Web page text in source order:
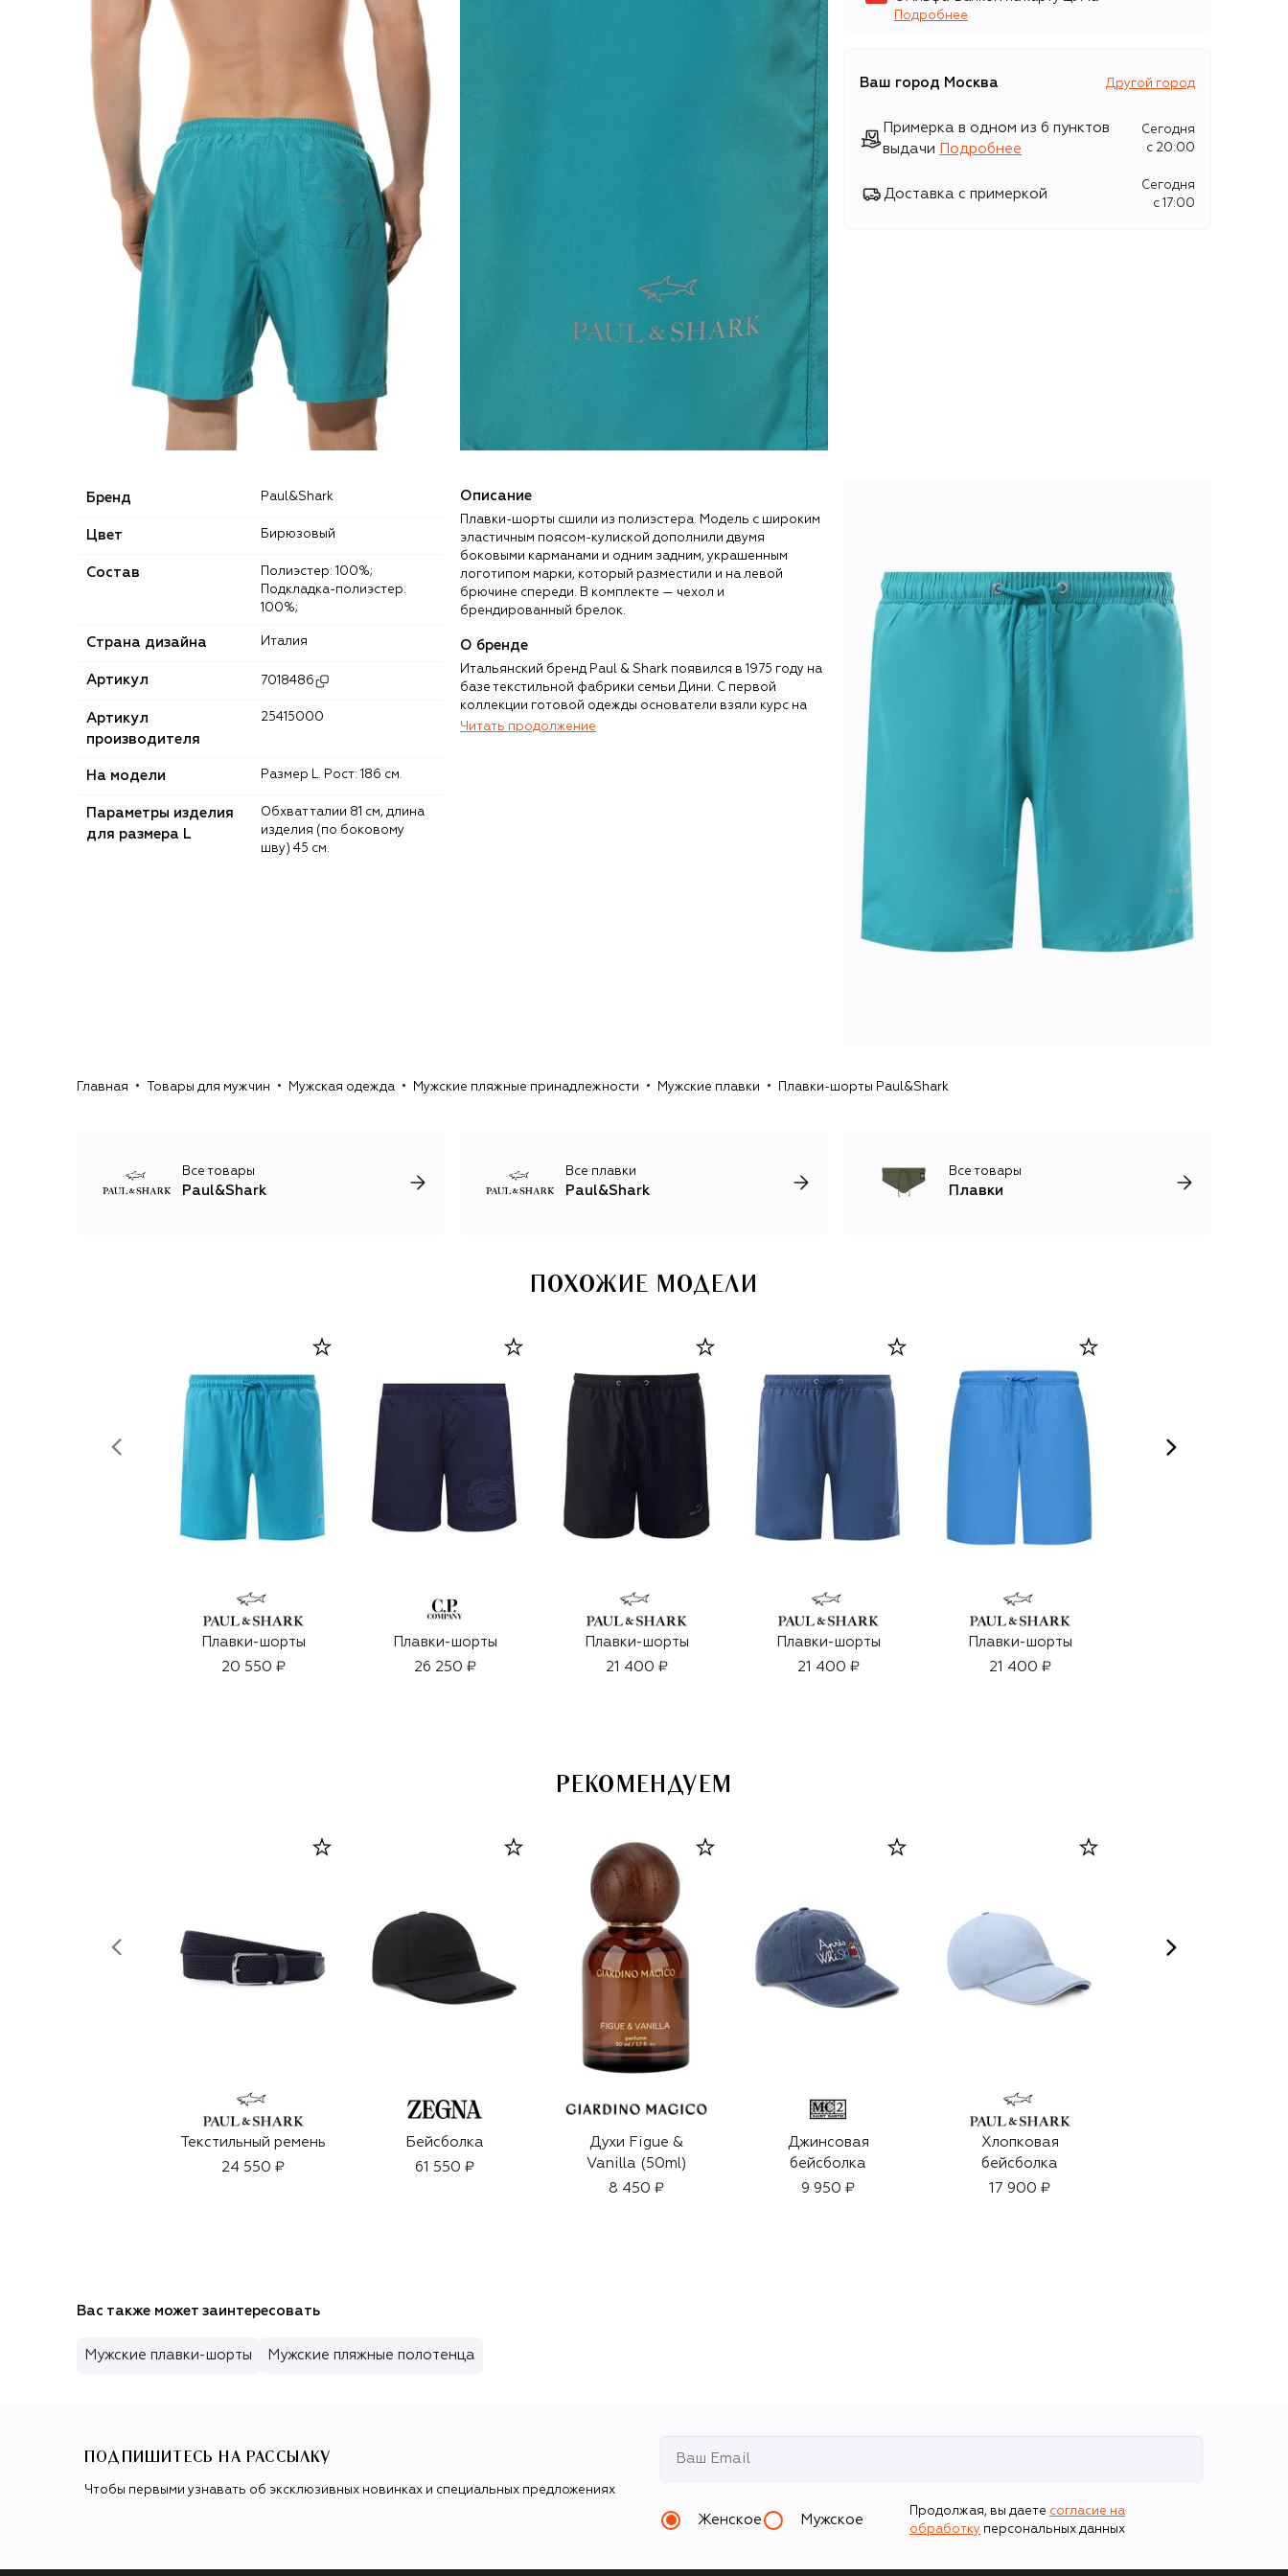
Подробнее
Ваш город Москва Другой город
Примерка в одном из 6 пунктов
выдачи
Подробнее
Сегодня
c 20:00
Доставка с примеркой
Сегодня
c 17:00
Бренд Paul&Shark
Цвет Бирюзовый
Состав
Подкладка-полиэстер:
100%;
Страна дизайна Италия
Артикул 7018486
Артикул
производителя
25415000
На модели Размер L. Рост: 186 см.
Параметры изделия
для размера L
Обхват талии 81 см, длина
изделия (по боковому
шву) 45 см.
Описание
Плавки-шорты сшили из полиэстера. Модель с широким
эластичным поясом-кулиской дополнили двумя
боковыми карманами и одним задним, украшенным
логотипом марки, который разместили и на левой
брючине спереди. В комплекте — чехол и
брендированный брелок.
О бренде
Итальянский бренд Paul & Shark появился в 1975 году на
базе текстильной фабрики семьи Дини. С первой
коллекции готовой одежды основатели взяли курс на
вполне конкретную аудиторию, к которой
основу коллекции, из которой легко сформировать
Читать продолжение
Главная Товары для мужчин Мужская одежда Мужские пляжные принадлежности Мужские плавки Плавки-шорты Paul&Shark
Все товары
Paul&Shark
Все плавки
Paul&Shark
Все товары
Плавки
ПОХОЖИЕ МОДЕЛИ
Плавки-шорты
20 550 ₽
Плавки-шорты
26 250 ₽
Плавки-шорты
21 400 ₽
Плавки-шорты
21 400 ₽
Плавки-шорты
21 400 ₽
РЕКОМЕНДУЕМ
Текстильный ремень
24 550 ₽
Бейсболка
61 550 ₽
Духи Figue &
Vanilla (50ml)
8 450 ₽
Джинсовая
бейсболка
9 950 ₽
Хлопковая
бейсболка
17 900 ₽
Вас также может заинтересовать
Мужские плавки-шорты Мужские пляжные полотенца
ПОДПИШИТЕСЬ НА РАССЫЛКУ
Чтобы первыми узнавать об эксклюзивных новинках и специальных предложениях
Женское Мужское
Продолжая, вы даете согласие на
обработку персональных данных